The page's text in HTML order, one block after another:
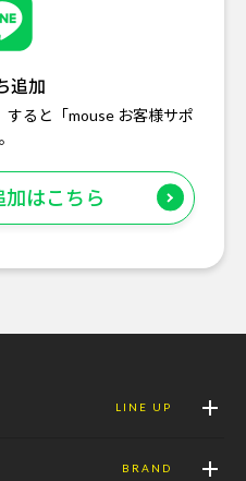
追加
ると「mouse お客様サポ
加はこちら
LINE UP
BRAND